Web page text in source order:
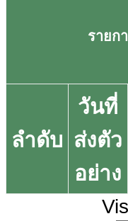
รายก
ลำดับ
วันที่
ส่งตัว
อย่าง